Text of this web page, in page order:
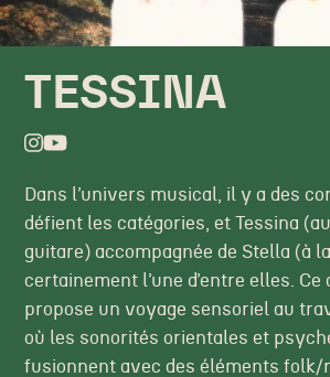
TESSINA
Dans l’univers musical, il y a des
défient les catégories, et Tessina
guitare) accompagnée de Stella (à
certainement l’une d’entre elles.
propose un voyage sensoriel au
où les sonorités orientales et
fusionnent avec des éléments folk/